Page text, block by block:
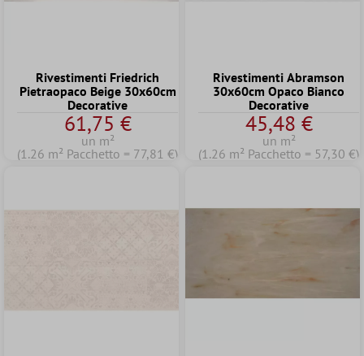
Rivestimenti Friedrich
Pietraopaco Beige 30x60cm
Decorative
61,75 €
un m²
(1.26 m² Pacchetto = 77,81 €)
Rivestimenti Abramson
30x60cm Opaco Bianco
Decorative
45,48 €
un m²
(1.26 m² Pacchetto = 57,30 €)